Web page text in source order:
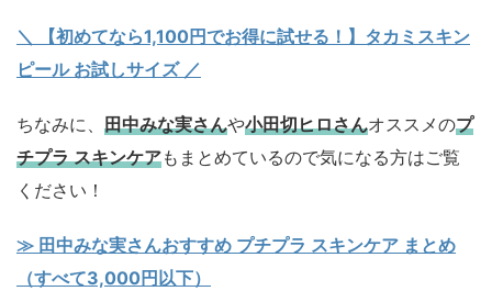
＼ 【初めてなら1,100円でお得に試せる！】タカミスキン
ピール お試しサイズ／
ちなみに、 田中みな実さんや小田切ヒロさんオススメのプ
チプラ スキンケアもまとめているので気になる方はご覧
ください！
≫ 田中みな実さんおすすめ プチプラ スキンケア まとめ
（すべて3,000円以下）